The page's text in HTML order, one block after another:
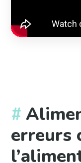
erreurs